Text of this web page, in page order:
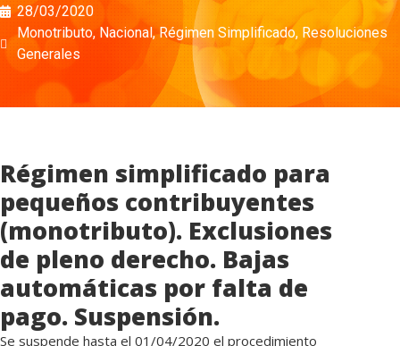
28/03/2020
Monotributo,Nacional,Régimen Simplificado, Resoluciones
Generales
Régimen simplificado para
pequeños contribuyentes
(monotributo). Exclusiones
de pleno derecho. Bajas
automáticas por falta de
pago. Suspensión.
Se suspende hasta el 01/04/2020 el procedimiento